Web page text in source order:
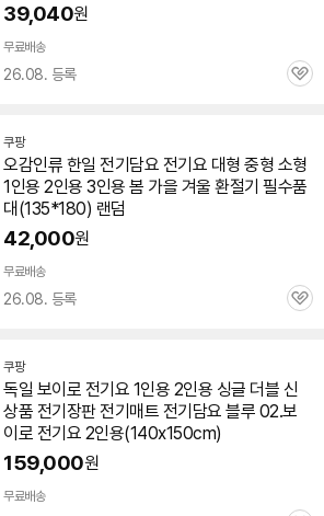
39,040원
무료배송
26.08. 등록
관
쿠팡
오감인류 한일 전기담요 전기요 대형 중형 소형
1인용 2인용 3인용 봄 가을 겨울 환절기 필수품
대(135*180) 랜덤
42,000원
무료배송
26.08. 등록
관
쿠팡
독일 보이로 전기요 1인용 2인용 싱글 더블 신
상품 전기장판전기매트 전기담요 블루 02.보
이로 전기요 2인용(140x150cm)
159,000원
무료배송